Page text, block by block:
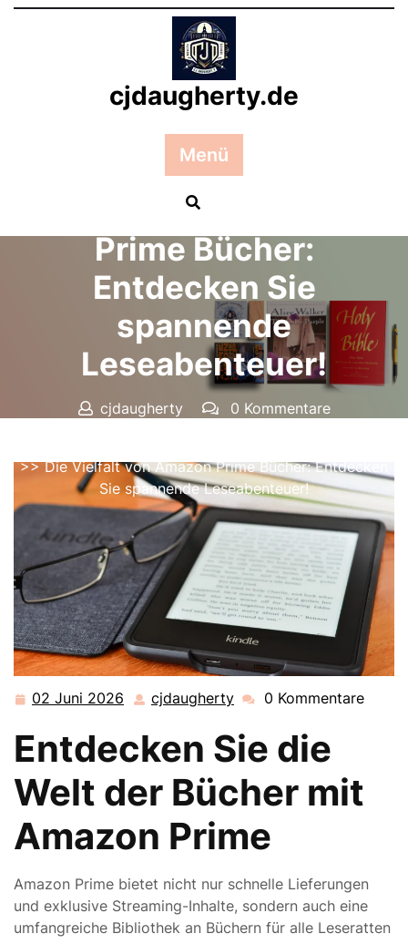
Zum
cjdaugherty.de
Menü
Posted On 02 Juni 2026
Die Vielfalt von Amazon
Prime Bücher:
Entdecken Sie
spannende
Leseabenteuer!
cjdaugherty
0 Kommentare
>> Die Vielfalt von Amazon Prime Bücher: Entdecken
Sie spannende Leseabenteuer!
02 Juni 2026 02
2026
cjdaugherty cjdaugherty
0 Kommentare
Entdecken Sie die
Welt der Bücher mit
Amazon Prime
Amazon Prime bietet nicht nur schnelle Lieferungen
und exklusive Streaming-Inhalte, sondern auch eine
umfangreiche Bibliothek an Büchern für alle Leseratten